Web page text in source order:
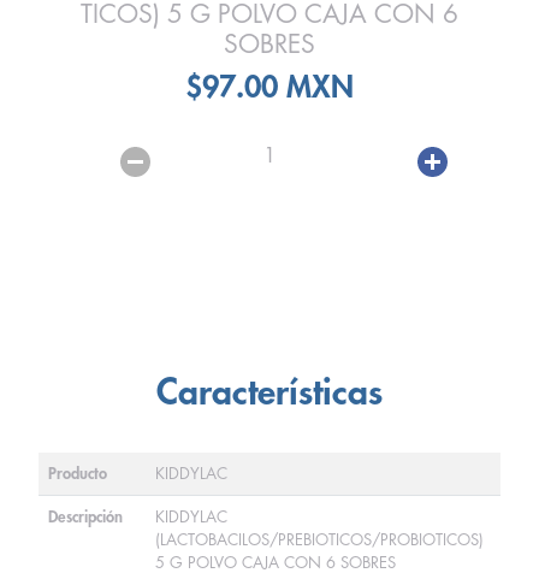
TICOS) 5 G POLVO CAJA CON 6
SOBRES
$97.00 MXN
1
Características
Producto KIDDYLAC
Descripción
KIDDYLAC
(LACTOBACILOS/PREBIOTICOS/PROBIOTICOS)
5 G POLVO CAJA CON 6 SOBRES